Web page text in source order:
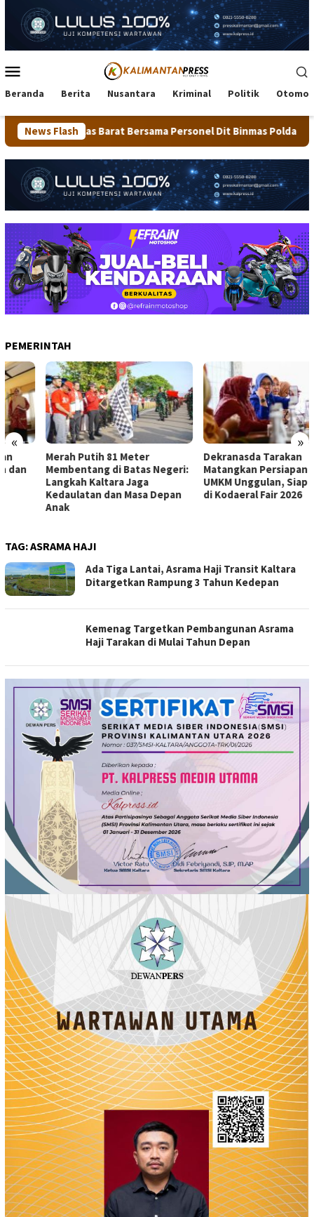
konten
Mobile
Beranda Berita Nusantara Kriminal Politik
News Flash
Bersama Personel Dit Binmas Polda Kaltara Salurkan
PEMERINTAH
« »
Merah Putih 81 Meter
Membentang di Batas Negeri:
Langkah Kaltara Jaga
Kedaulatan dan Masa Depan
Dekranasda Tarakan
Matangkan Persiapan Produk
UMKM Unggulan, Siap Tampil
di Kodaeral Fair 2026
TAG:ASRAMA HAJI
Ada Tiga Lantai, Asrama Haji Transit Kaltara
Ditargetkan Rampung 3 Tahun Kedepan
Kemenag Targetkan Pembangunan Asrama
Haji Tarakan di Mulai Tahun Depan